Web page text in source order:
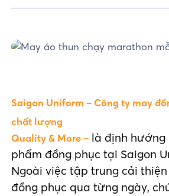
Saigon Uniform – Công ty may
chất lượng
Quality & More – là định hướng
phẩm đồng phục tại Saigon
Ngoài việc tập trung cải
đồng phục qua từng ngày,